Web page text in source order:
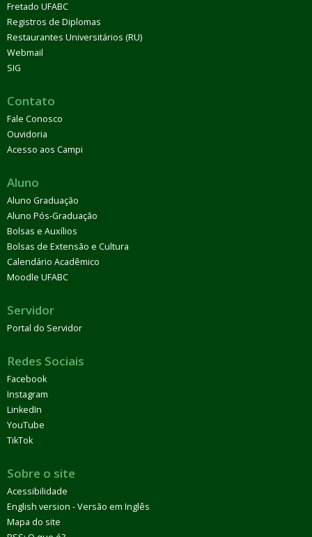
Fretado UFABC
Registros de Diplomas
Restaurantes Universitários (RU)
Webmail
SIG
Contato
Fale Conosco
Ouvidoria
Acesso aos Campi
Aluno
Aluno Graduação
Aluno Pós-Graduação
Bolsas e Auxílios
Bolsas de Extensão e Cultura
Calendário Acadêmico
Moodle UFABC
Servidor
Portal do Servidor
Redes Sociais
Facebook
Instagram
LinkedIn
YouTube
TikTok
Sobre o site
Acessibilidade
English version - Versão em Inglês
Mapa do site